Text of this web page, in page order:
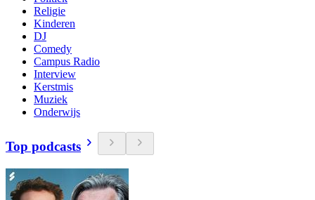
Religie
Kinderen
DJ
Comedy
Campus Radio
Interview
Kerstmis
Muziek
Onderwijs
Top podcasts